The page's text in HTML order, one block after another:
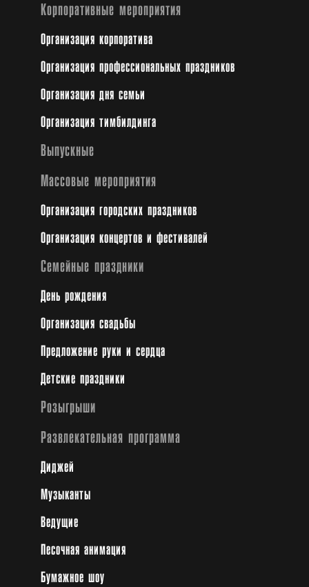
Корпоративные мероприятия
Организация корпоратива
Организация профессиональных праздников
Организация дня семьи
Организация тимбилдинга
Выпускные
Массовые мероприятия
Организация городских праздников
Организация концертов и фестивалей
Семейные праздники
День рождения
Организация свадьбы
Предложение руки и сердца
Детские праздники
Розыгрыши
Развлекательная программа
Диджей
Музыканты
Ведущие
Песочная анимация
Бумажное шоу